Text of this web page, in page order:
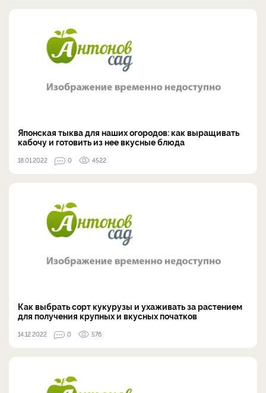
Японская тыква для наших огородов: как выращивать
кабочу и готовить из нее вкусные блюда
18.01.2022 0 4522
Как выбрать сорт кукурузы и ухаживать за растением
для получения крупных и вкусных початков
14.12.2022 0 576